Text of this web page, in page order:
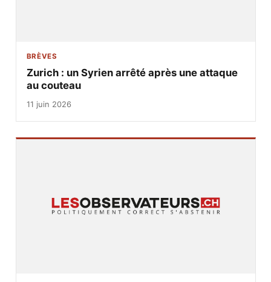
BRÈVES
Zurich : un Syrien arrêté après une attaque
au couteau
11 juin 2026